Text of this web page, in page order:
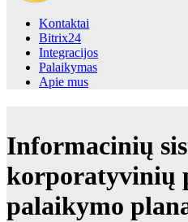
Kontaktai
Bitrix24
Integracijos
Palaikymas
Apie mus
Informacinių
korporatyvinių
palaikymo